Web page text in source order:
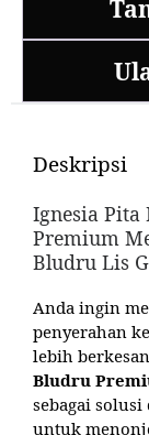
Deskripsi
Ignesia
Premium
Bludru Lis
Anda ingin
penyerahan
lebih
Bludru
sebagai
untuk